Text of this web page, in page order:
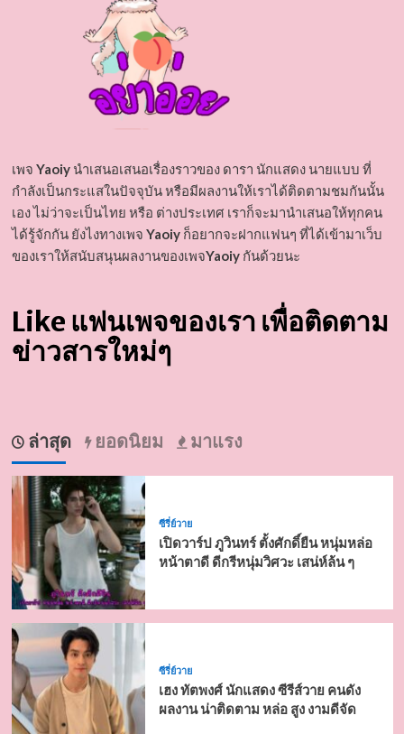
เพจ Yaoiyนำเสนอเสนอเรื่องราวของ ดารา นักแสดง นายแบบ ที่
กำลังเป็นกระแสในปัจจุบัน หรือมีผลงานให้เราได้ติดตามชมกันนั้น
เอง ไม่ว่าจะเป็นไทย หรือ ต่างประเทศ เราก็จะมานำเสนอให้ทุกคน
ได้รู้จักกัน ยังไงทางเพจ Yaoiyก็อยากจะฝากแฟนๆ ที่ได้เข้ามาเว็บ
ของเราให้สนับสนุนผลงานของเพจYaoiyกันด้วยนะ
Like แฟนเพจของเรา เพื่อติดตาม
ข่าวสารใหม่ๆ
ล่าสุด ยอดนิยม มาแรง
ซีรี่ย์วาย
เปิดวาร์ป ภูวินทร์ ตั้งศักดิ์ยืน หนุ่มหล่อ
หน้าตาดี ดีกรีหนุ่มวิศวะ เสน่ห์ล้น ๆ
ซีรี่ย์วาย
เฮง ทัตพงศ์ นักแสดง ซีรีส์วาย คนดัง
ผลงาน น่าติดตาม หล่อ สูง งามดีจัด